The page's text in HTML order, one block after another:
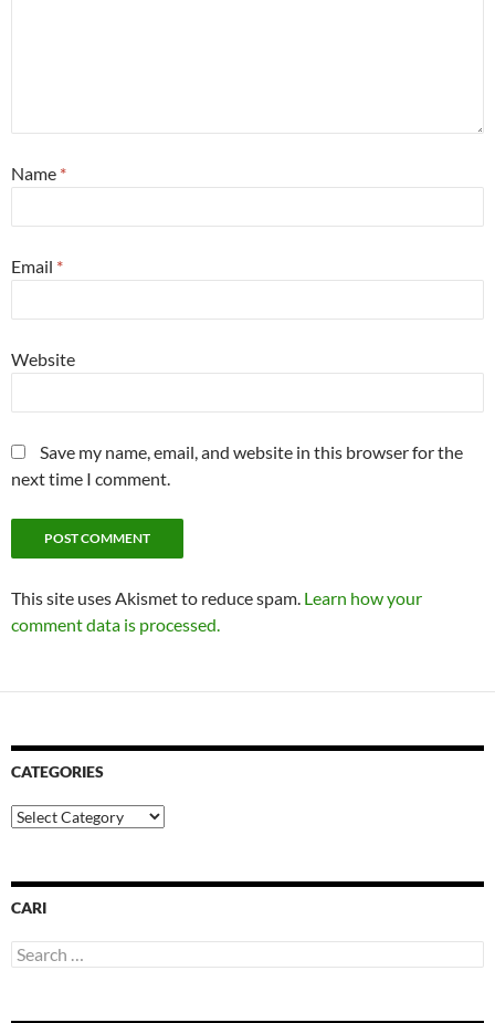
Name *
Email *
Website
Save my name, email, and website in this browser for the
next time I comment.
This site uses Akismet to reduce spam. Learn how your
comment data is processed.
CATEGORIES
Categories
CARI
Search
for: